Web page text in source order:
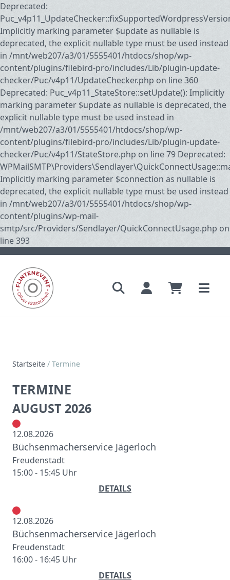
Deprecated:
Implicitly marking parameter $update as nullable is
deprecated, the explicit nullable type must be used instead
in /mnt/web207/a3/01/5555401/htdocs/shop/wp-
content/plugins/filebird-pro/includes/Lib/plugin-update-
checker/Puc/v4p11/UpdateChecker.php on line 360
Deprecated: Puc_v4p11_StateStore::setUpdate(): Implicitly
marking parameter $update as nullable is deprecated, the
explicit nullable type must be used instead in
/mnt/web207/a3/01/5555401/htdocs/shop/wp-
content/plugins/filebird-pro/includes/Lib/plugin-update-
checker/Puc/v4p11/StateStore.php on line 79 Deprecated:
Implicitly marking parameter $connection as nullable is
deprecated, the explicit nullable type must be used instead
in /mnt/web207/a3/01/5555401/htdocs/shop/wp-
content/plugins/wp-mail-
smtp/src/Providers/Sendlayer/QuickConnectUsage.php on
line 393
Startseite / Termine
TERMINE
AUGUST 2026
12.08.2026
Büchsenmacherservice Jägerloch
Freudenstadt
15:00 - 15:45 Uhr
DETAILS
12.08.2026
Büchsenmacherservice Jägerloch
Freudenstadt
16:00 - 16:45 Uhr
DETAILS